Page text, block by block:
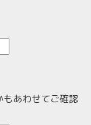
あわせてご確認